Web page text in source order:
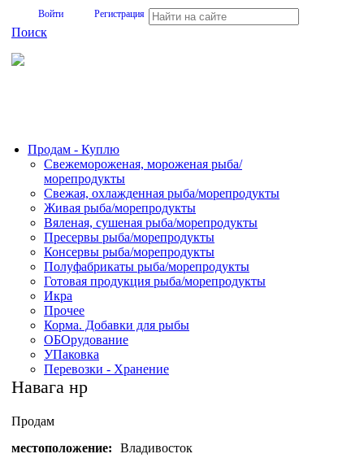
Войти Регистрация
Поиск
Продам - Куплю
Свежемороженая, мороженая рыба/
морепродукты
Свежая, охлажденная рыба/морепродукты
Живая рыба/морепродукты
Вяленая, сушеная рыба/морепродукты
Пресервы рыба/морепродукты
Консервы рыба/морепродукты
Полуфабрикаты рыба/морепродукты
Готовая продукция рыба/морепродукты
Икра
Прочее
Корма. Добавки для рыбы
ОБОрудование
УПаковка
Перевозки - Хранение
Навага нр
Продам
местоположение:
Владивосток